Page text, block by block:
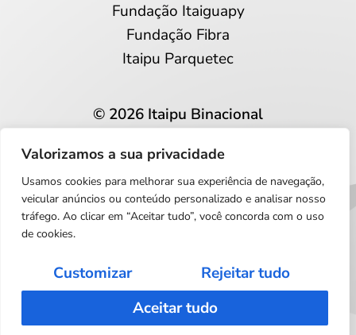
Valorizamos a sua privacidade
Usamos cookies para melhorar sua experiência de navegação,
veicular anúncios ou conteúdo personalizado e analisar nosso
tráfego. Ao clicar em “Aceitar tudo”, você concorda com o uso
de cookies.
Customizar
Rejeitar tudo
Aceitar tudo
Fundação Itaiguapy
Fundação Fibra
Itaipu Parquetec
© 2026 Itaipu Binacional
Privacidade e proteção de dados
Português